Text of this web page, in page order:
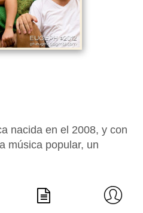
nacida en el 2008, y con
música popular, un